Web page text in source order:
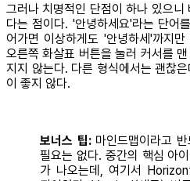
그러나 치명적인 단점이 하나 있으
다는 점이다. '안녕하세요'라는 단어
어가면 이상하게도 '안녕하세'까지
오른쪽 화살표 버튼을 눌러 커서를
지지 않는다. 다른 형식에서는 괜찮
이 좋지 않다.
보너스 팁:마인드맵이라고
필요는 없다. 중간의 핵심 아
가 나오는데, 여기서